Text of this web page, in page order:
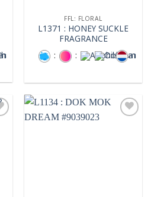
FFL: FLORAL
L1371 : HONEY SUCKLE
FRAGRANCE
:
: :